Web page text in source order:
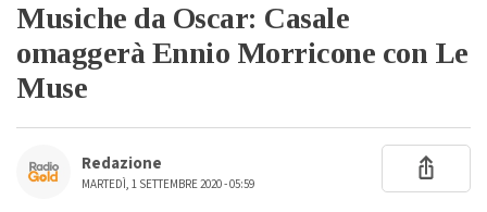
Musiche da Oscar: Casale
omaggerà Ennio Morricone con Le
Muse
Redazione
MARTEDÌ, 1 SETTEMBRE 2020 - 05:59